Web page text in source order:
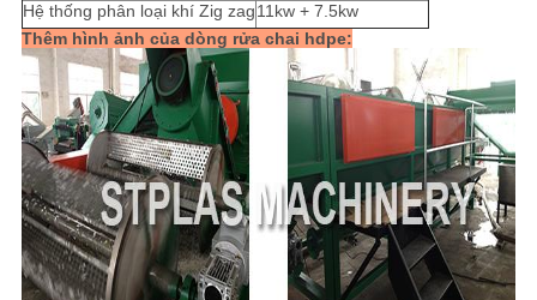
Hệ thống phân loại khí Zig zag11kw + 7.5kw
Thêm hình ảnh của dòng rửa chai hdpe: